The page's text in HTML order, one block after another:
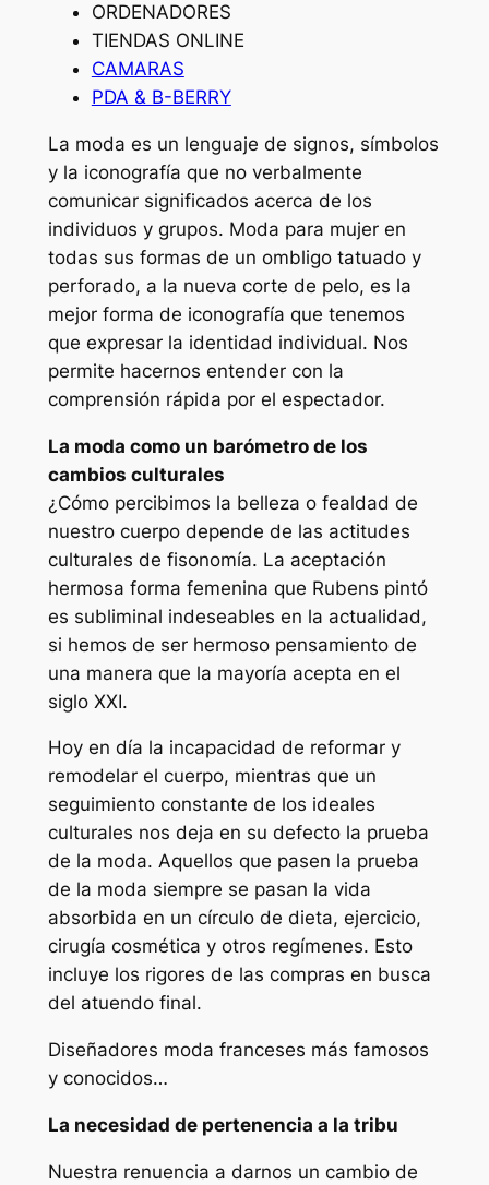
ORDENADORES
TIENDAS ONLINE
CAMARAS
PDA & B-BERRY
La moda es un lenguaje de signos, símbolos
y la iconografía que no verbalmente
comunicar significados acerca de los
individuos y grupos. Moda para mujer en
todas sus formas de un ombligo tatuado y
perforado, a la nueva corte de pelo, es la
mejor forma de iconografía que tenemos
que expresar la identidad individual. Nos
permite hacernos entender con la
comprensión rápida por el espectador.
La moda como un barómetro de los
cambios culturales
¿Cómo percibimos la belleza o fealdad de
nuestro cuerpo depende de las actitudes
culturales de fisonomía. La aceptación
hermosa forma femenina que Rubens pintó
es subliminal indeseables en la actualidad,
si hemos de ser hermoso pensamiento de
una manera que la mayoría acepta en el
siglo XXI.
Hoy en día la incapacidad de reformar y
remodelar el cuerpo, mientras que un
seguimiento constante de los ideales
culturales nos deja en su defecto la prueba
de la moda. Aquellos que pasen la prueba
de la moda siempre se pasan la vida
absorbida en un círculo de dieta, ejercicio,
cirugía cosmética y otros regímenes. Esto
incluye los rigores de las compras en busca
del atuendo final.
Diseñadores moda franceses más famosos
y conocidos…
La necesidad de pertenencia a la tribu
Nuestra renuencia a darnos un cambio de